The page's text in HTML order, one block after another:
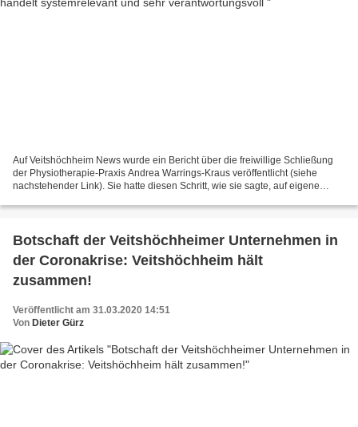
Auf Veitshöchheim News wurde ein Bericht über die freiwillige Schließung
der Physiotherapie-Praxis Andrea Warrings-Kraus veröffentlicht (siehe
nachstehender Link). Sie hatte diesen Schritt, wie sie sagte, auf eigene
Botschaft der Veitshöchheimer Unternehmen in
der Coronakrise: Veitshöchheim hält
zusammen!
Veröffentlicht am 31.03.2020 14:51
Von Dieter Gürz